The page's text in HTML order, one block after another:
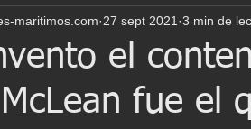
el
fue el
maritimos.com 27 sept 2021 3 min de